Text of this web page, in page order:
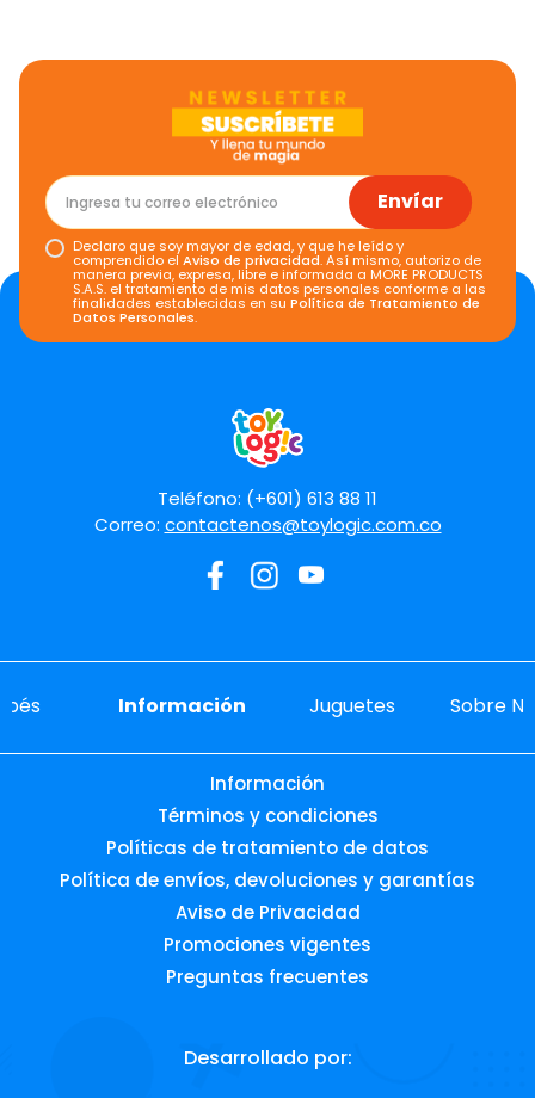
Califica el producto de 1 a 5 estrellas
★
Dirección de email
Enviar comentario
Envíar
Declaro que soy mayor de edad, y que he leído y
comprendido elAviso de privacidad. Así mismo, autorizo de
manera previa, expresa, libre e informada a MORE PRODUCTS
S.A.S. el tratamiento de mis datos personales conforme a las
finalidades establecidas en suPolítica de Tratamiento de
Datos Personales.
Teléfono: (+601) 613 88 11
Correo: contactenos@toylogic.com.co
Información Juguetes Sobre
Información
Términos y condiciones
Políticas de tratamiento de datos
Política de envíos, devoluciones y garantías
Aviso de Privacidad
Promociones vigentes
Preguntas frecuentes
Desarrollado por: